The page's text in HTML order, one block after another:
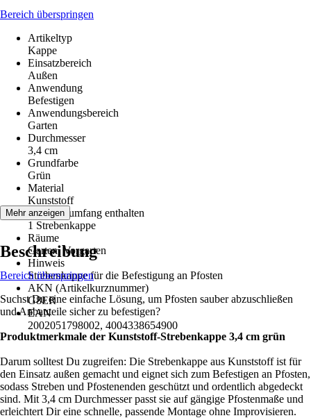
Bereich überspringen
Artikeltyp
Kappe
Einsatzbereich
Außen
Anwendung
Befestigen
Anwendungsbereich
Garten
Durchmesser
3,4 cm
Grundfarbe
Grün
Material
Kunststoff
Im Lieferumfang enthalten
1 Strebenkappe
Räume
Garten, Vorgarten
Hinweis
Strebenkappe für die Befestigung an Pfosten
AKN (Artikelkurznummer)
G8ER
EAN
2002051798002, 4004338654900
Mehr anzeigen
Beschreibung
Bereich überspringen
Suchst Du eine einfache Lösung, um Pfosten sauber abzuschließen
und Anbauteile sicher zu befestigen?
Produktmerkmale der Kunststoff-Strebenkappe 3,4 cm grün
Darum solltest Du zugreifen: Die Strebenkappe aus Kunststoff ist für
den Einsatz außen gemacht und eignet sich zum Befestigen an Pfosten,
sodass Streben und Pfostenenden geschützt und ordentlich abgedeckt
sind. Mit 3,4 cm Durchmesser passt sie auf gängige Pfostenmaße und
erleichtert Dir eine schnelle, passende Montage ohne Improvisieren.